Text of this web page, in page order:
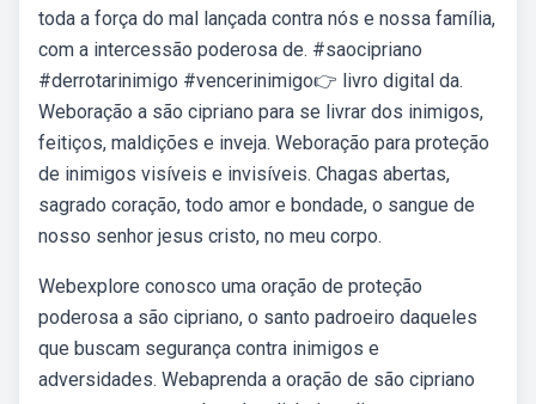
toda a força do mal lançada contra nós e nossa família,
com a intercessão poderosa de. #saocipriano
#derrotarinimigo #vencerinimigo👉 livro digital da.
Weboração a são cipriano para se livrar dos inimigos,
feitiços, maldições e inveja. Weboração para proteção
de inimigos visíveis e invisíveis. Chagas abertas,
sagrado coração, todo amor e bondade, o sangue de
nosso senhor jesus cristo, no meu corpo.
Webexplore conosco uma oração de proteção
poderosa a são cipriano, o santo padroeiro daqueles
que buscam segurança contra inimigos e
adversidades. Webaprenda a oração de são cipriano